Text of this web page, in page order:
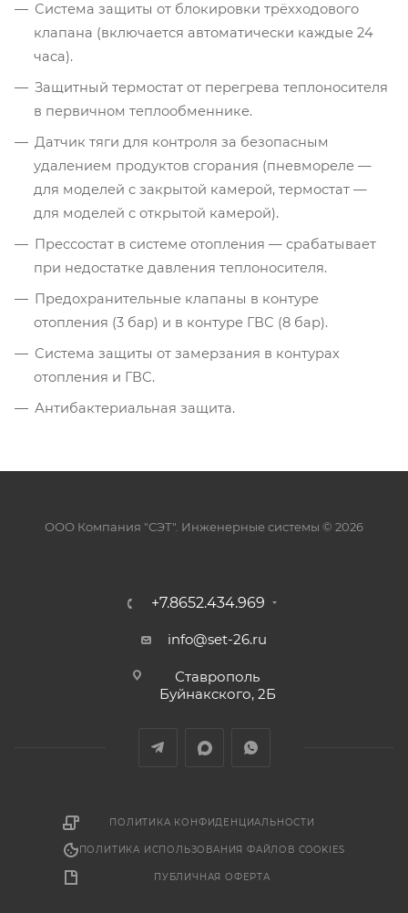
Система защиты от блокировки трёхходового
клапана (включается автоматически каждые 24
часа).
Защитный термостат от перегрева теплоносителя
в первичном теплообменнике.
Датчик тяги для контроля за безопасным
удалением продуктов сгорания (пневмореле —
для моделей с закрытой камерой, термостат —
для моделей с открытой камерой).
Прессостат в системе отопления — срабатывает
при недостатке давления теплоносителя.
Предохранительные клапаны в контуре
отопления (3 бар) и в контуре ГВС (8 бар).
Система защиты от замерзания в контурах
отопления и ГВС.
Антибактериальная защита.
ООО Компания "СЭТ". Инженерные системы © 2026
+7.8652.434.969
info@set-26.ru
Ставрополь
Буйнакского, 2Б
ПОЛИТИКА КОНФИДЕНЦИАЛЬНОСТИ
ПОЛИТИКА ИСПОЛЬЗОВАНИЯ ФАЙЛОВ COOKIES
ПУБЛИЧНАЯ ОФЕРТА